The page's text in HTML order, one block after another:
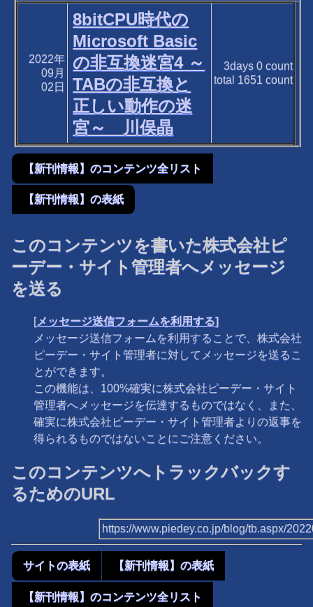
2022年
09月
02日
8bitCPU時代の
Microsoft Basic
の非互換迷宮4 ～
TABの非互換と
正しい動作の迷
宮～ 川俣晶
3days 0count
total 1651 count
【新刊情報】のコンテンツ全リスト
【新刊情報】の表紙
このコンテンツを書いた株式会社ピ
ーデー・サイト管理者へメッセージ
を送る
[メッセージ送信フォームを利用する]
メッセージ送信フォームを利用することで、株式会社
ピーデー・サイト管理者に対してメッセージを送るこ
とができます。
この機能は、100%確実に株式会社ピーデー・サイト
管理者へメッセージを伝達するものではなく、また、
確実に株式会社ピーデー・サイト管理者よりの返事を
得られるものではないことにご注意ください。
このコンテンツへトラックバックす
るためのURL
https://www.piedey.co.jp/blog/tb.aspx/
サイトの表紙 【新刊情報】の表紙
【新刊情報】のコンテンツ全リスト